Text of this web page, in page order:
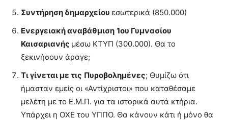
Συντήρηση δημαρχείου εσωτερικά (850.000)
Ενεργειακή αναβάθμιση 1ου Γυμνασίου
Καισαριανής μέσω ΚΤΥΠ (300.000). Θα το
ξεκινήσουν άραγε;
Τι γίνεται με τις Πυροβολημένες; Θυμίζω ότι
ήμασταν εμείς οι «Αντίχριστοι» που καταθέσαμε
μελέτη με το Ε.Μ.Π. για τα ιστορικά αυτά κτήρια.
Υπάρχει η ΟΧΕ του ΥΠΠΟ. Θα κάνουν κάτι ή μόνο θα